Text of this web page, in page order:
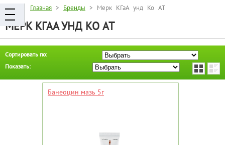
Главная > Бренды > Мерк КГаА унд Ко AT
МЕРК КГАА УНД КО AT
Сортировать по:
Показать:
Банеоцин мазь 5г